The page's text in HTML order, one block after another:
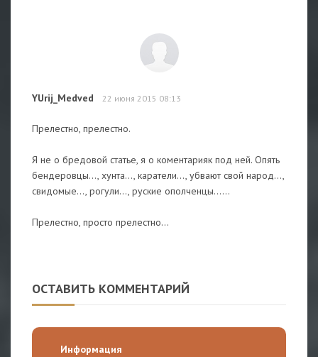
YUrij_Medved 22 июня 2015 08:13
Прелестно, прелестно.
Я не о бредовой статье, я о коментарияк под ней. Опять
бендеровцы..., хунта..., каратели..., убвают свой народ...,
свидомые..., рогули..., руские ополченцы......
Прелестно, просто прелестно...
ОСТАВИТЬ КОММЕНТАРИЙ
Информация